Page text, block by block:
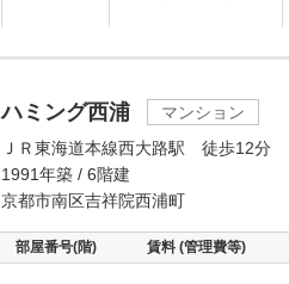
ハミング西浦
マンション
ＪＲ東海道本線西大路駅 徒歩12分
1991年築 / 6階建
京都市南区吉祥院西浦町
部屋番号(階) 賃料 (管理費等)